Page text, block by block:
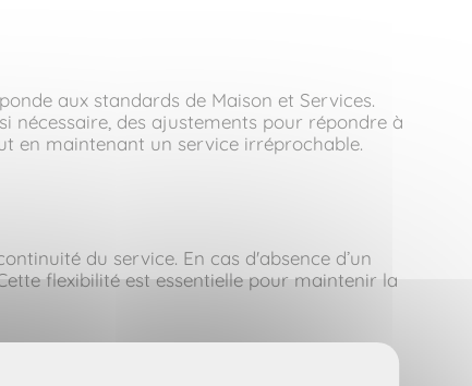
aux standards de Maison et Services.
nécessaire, des ajustements pour répondre à
en maintenant un service irréprochable.
du service. En cas d'absence d’un
flexibilité est essentielle pour maintenir la